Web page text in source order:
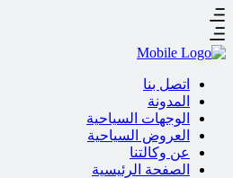
اتصل بنا
المدونة
الوجهات السياحية
العروض السياحية
عن وكالتنا
الصفحة الرئيسية